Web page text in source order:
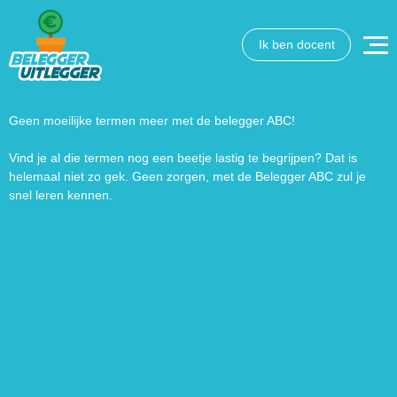
Ik ben docent
Geen moeilijke termen meer met de belegger ABC!
Vind je al die termen nog een beetje lastig te begrijpen? Dat is
helemaal niet zo gek. Geen zorgen, met de Belegger ABC zul je
snel leren kennen.
Wat wil je opzoeken?
hebben? We helpen je graag een handje.
Zoek
naar:
Zoekknop